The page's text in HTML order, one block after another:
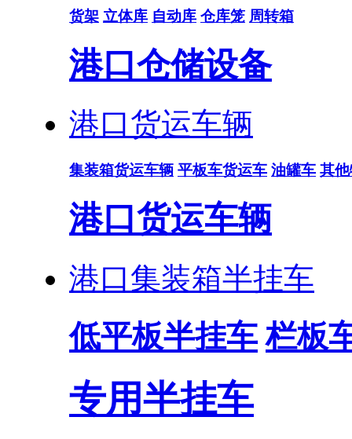
货架 立体库 自动库 仓库笼 周转箱
港口仓储设备
港口货运车辆
集装箱货运车辆 平板车货运车 油罐车 其
港口货运车辆
港口集装箱半挂车
低平板半挂车 栏板
专用半挂车